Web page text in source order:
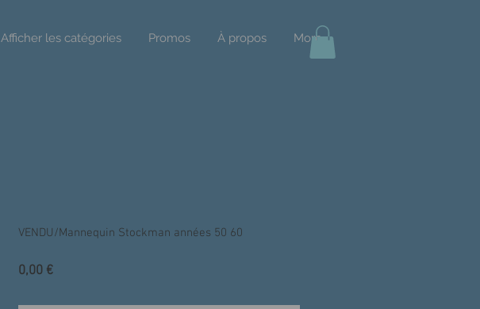
Afficher les catégories Promos À propos More
VENDU/Mannequin Stockman années 50 60
0,00 €Prix